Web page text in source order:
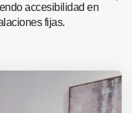
accesibilidad en
fijas.